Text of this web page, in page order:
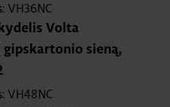
VH36NC
Volta
sieną,
VH48NC